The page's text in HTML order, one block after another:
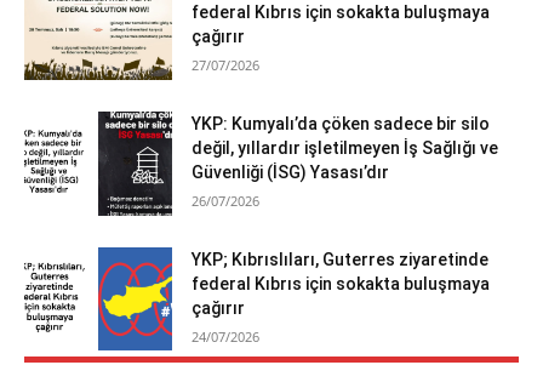
federal Kıbrıs için sokakta buluşmaya
çağırır
27/07/2026
YKP: Kumyalı’da çöken sadece bir silo
değil, yıllardır işletilmeyen İş Sağlığı ve
Güvenliği (İSG) Yasası’dır
26/07/2026
YKP; Kıbrıslıları, Guterres ziyaretinde
federal Kıbrıs için sokakta buluşmaya
çağırır
24/07/2026